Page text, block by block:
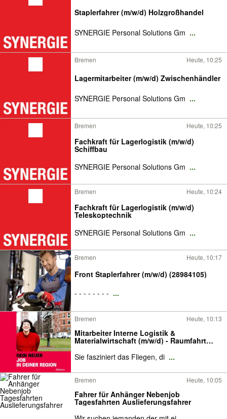
Staplerfahrer (m/w/d) Holzgroßhandel
SYNERGIE Personal Solutions Gm ...
Bremen Heute, 10:25
Lagermitarbeiter (m/w/d) Zwischenhändler
SYNERGIE Personal Solutions Gm ...
Bremen Heute, 10:25
Fachkraft für Lagerlogistik (m/w/d)
Schiffbau
SYNERGIE Personal Solutions Gm ...
Bremen Heute, 10:24
Fachkraft für Lagerlogistik (m/w/d)
Teleskoptechnik
SYNERGIE Personal Solutions Gm ...
Bremen Heute, 10:17
Front Staplerfahrer (m/w/d) (28984105)
- - - - - - - - ...
Bremen Heute, 10:13
Mitarbeiter Interne Logistik &
Materialwirtschaft (m/w/d) - Raumfahrt
Sie fasziniert das Fliegen, di ...
Bremen Heute, 10:05
Fahrer für Anhänger Nebenjob
Tagesfahrten Auslieferungsfahrer